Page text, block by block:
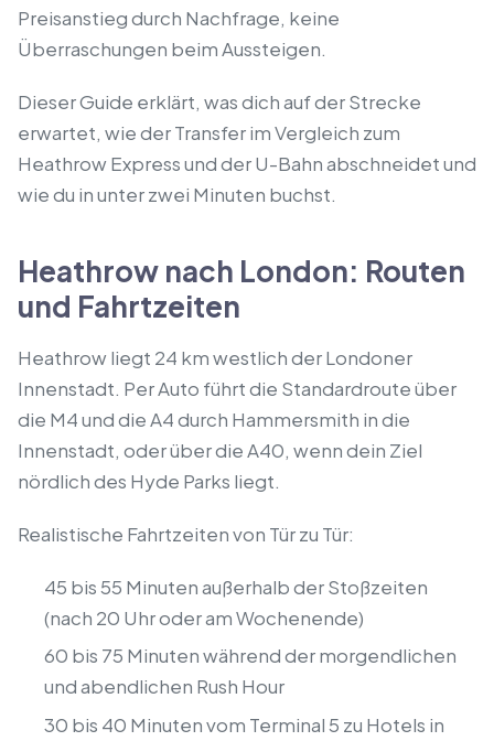
Preisanstieg durch Nachfrage, keine
Überraschungen beim Aussteigen.
Dieser Guide erklärt, was dich auf der Strecke
erwartet, wie der Transfer im Vergleich zum
Heathrow Express und der U-Bahn abschneidet und
wie du in unter zwei Minuten buchst.
Heathrow nach London: Routen
und Fahrtzeiten
Heathrow liegt 24 km westlich der Londoner
Innenstadt. Per Auto führt die Standardroute über
die M4 und die A4 durch Hammersmith in die
Innenstadt, oder über die A40, wenn dein Ziel
nördlich des Hyde Parks liegt.
Realistische Fahrtzeiten von Tür zu Tür:
45 bis 55 Minuten außerhalb der Stoßzeiten
(nach 20 Uhr oder am Wochenende)
60 bis 75 Minuten während der morgendlichen
und abendlichen Rush Hour
30 bis 40 Minuten vom Terminal 5 zu Hotels in